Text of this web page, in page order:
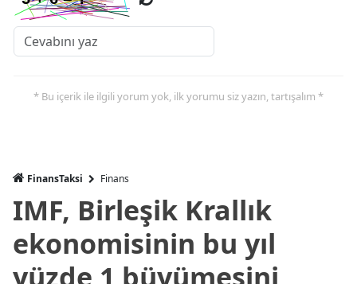
* Bu içerik ile ilgili yorum yok, ilk yorumu siz yazın, tartışalım *
FinansTaksi Finans
IMF, Birleşik Krallık
ekonomisinin bu yıl
yüzde 1 büyümesini